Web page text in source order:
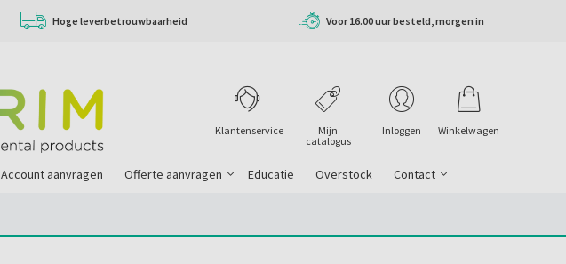
Hoge leverbetrouwbaarheid Voor 16.00 uur besteld, morgen in
Winkelwagen
Inloggen
Mijn
catalogus
Klantenservice
Account aanvragen Offerte aanvragen Educatie Overstock Contact